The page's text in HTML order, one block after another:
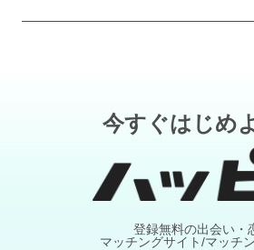
今すぐはじめ
登録無料の出会い・
マッチングサイト/マッチ